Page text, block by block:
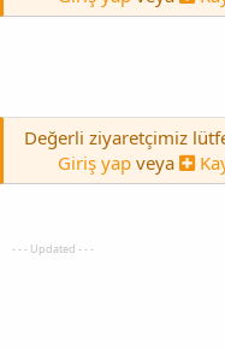
Değerli ziyaretçimiz
Giriş yap veya
- - - Updated - - -